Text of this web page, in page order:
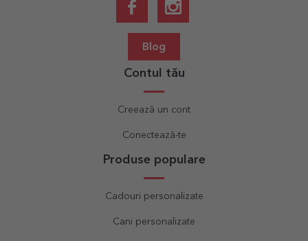
Blog
Contul tău
Creează un cont
Conectează-te
Produse populare
Cadouri personalizate
Cani personalizate